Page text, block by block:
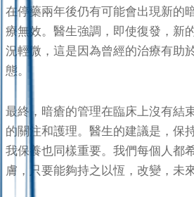
在停藥兩年後仍有可能會出現新的
療無效。醫生強調，即使復發，新
況輕微，這是因為曾經的治療有助
態。
最終，暗瘡的管理在臨床上沒有結
的關注和護理。醫生的建議是，保
我保養也同樣重要。我們每個人都
膚，只要能夠持之以恆，改變，未